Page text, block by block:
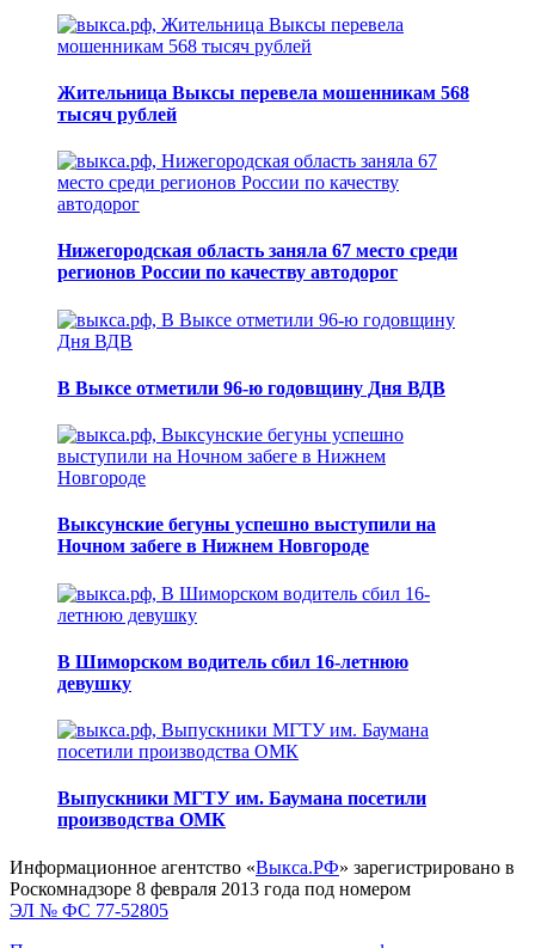
Жительница Выксы перевела мошенникам 568
тысяч рублей
Нижегородская область заняла 67 место среди
регионов России по качеству автодорог
В Выксе отметили 96-ю годовщину Дня ВДВ
Выксунские бегуны успешно выступили на
Ночном забеге в Нижнем Новгороде
В Шиморском водитель сбил 16-летнюю
девушку
Выпускники МГТУ им. Баумана посетили
производства ОМК
Информационное агентство «Выкса.РФ» зарегистрировано в
Роскомнадзоре 8 февраля 2013 года под номером
ЭЛ № ФС 77-52805